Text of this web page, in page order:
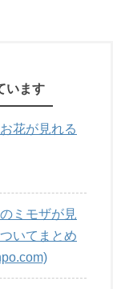
います
花が見れる
ミモザが見
いてまとめ